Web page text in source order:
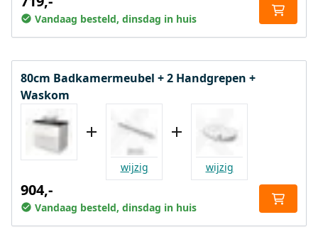
Vandaag besteld, dinsdag in huis
80cm Badkamermeubel + 2 Handgrepen +
Waskom
wijzig wijzig
904,-
Vandaag besteld, dinsdag in huis